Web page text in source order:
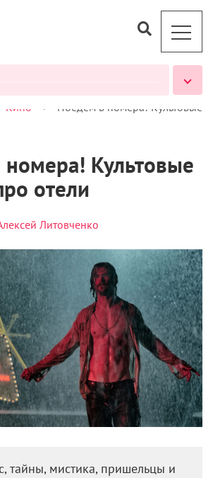
Кино >
Поедем в номера! Культовые
Культовые
отели
Литовченко
тайны, мистика, пришельцы и